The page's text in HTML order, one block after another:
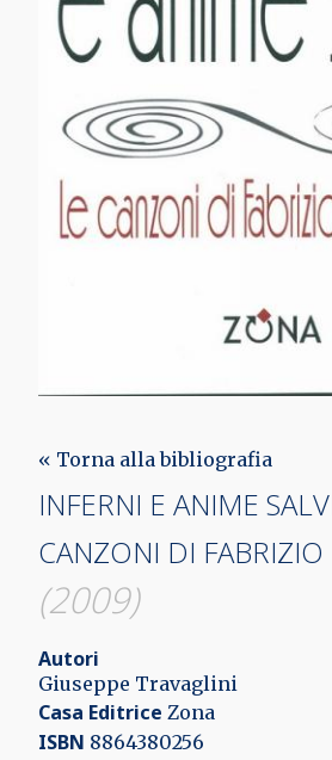
« Torna alla bibliografia
INFERNI E ANIME
CANZONI DI
(2009)
Autori
Giuseppe Travaglini
Casa Editrice Zona
ISBN 8864380256